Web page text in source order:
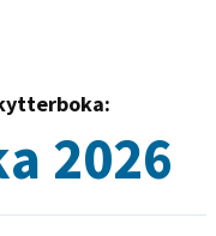
2026